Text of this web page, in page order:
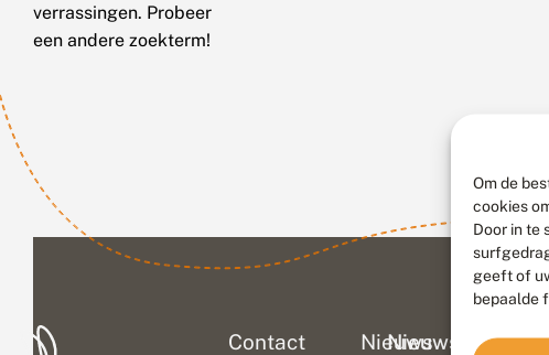
Om de
cookies
Door in te
geeft of
bepaalde
verrassingen. Probeer
een andere zoekterm!
Contact
Nieuws
Nieuwsbrief